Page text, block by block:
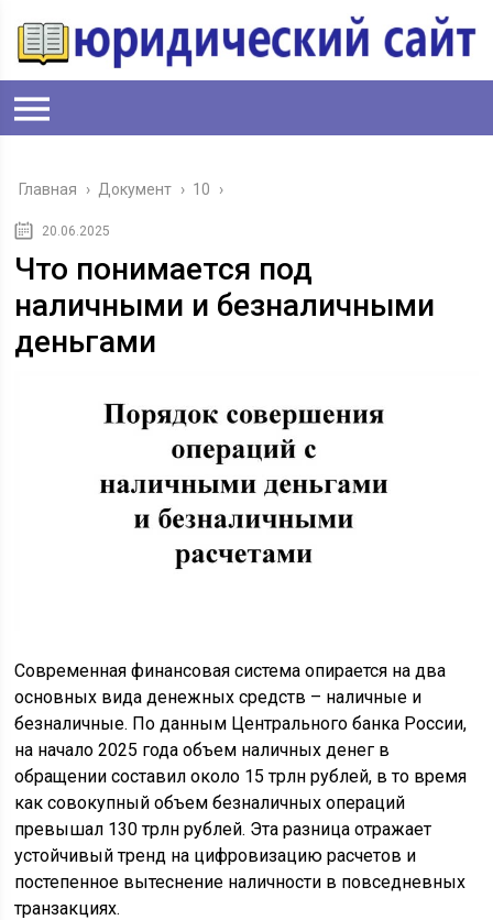
Главная › Документ › 10 ›
20.06.2025
Что понимается под
наличными и безналичными
деньгами
Современная финансовая система опирается на два
основных вида денежных средств – наличные и
безналичные. По данным Центрального банка России,
на начало 2025 года объем наличных денег в
обращении составил около 15 трлн рублей, в то время
как совокупный объем безналичных операций
превышал 130 трлн рублей. Эта разница отражает
устойчивый тренд на цифровизацию расчетов и
постепенное вытеснение наличности в повседневных
транзакциях.